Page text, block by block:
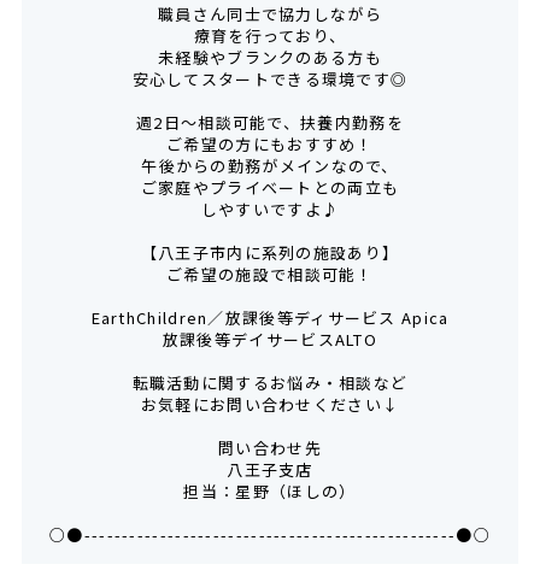
職員さん同士で協力しながら
療育を行っており、
未経験やブランクのある方も
安心してスタートできる環境です◎
週2日～相談可能で、扶養内勤務を
ご希望の方にもおすすめ！
午後からの勤務がメインなので、
ご家庭やプライベートとの両立も
しやすいですよ♪
【八王子市内に系列の施設あり】
ご希望の施設で相談可能！
EarthChildren／放課後等ディサービス Apica
放課後等デイサービスALTO
転職活動に関するお悩み・相談など
お気軽にお問い合わせください↓
問い合わせ先
八王子支店
担当：星野（ほしの）
○●-------------------------------------------------●○